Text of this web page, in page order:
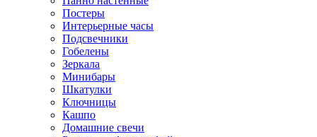
Постеры
Интерьерные часы
Подсвечники
Гобелены
Зеркала
Минибары
Шкатулки
Ключницы
Кашпо
Домашние свечи